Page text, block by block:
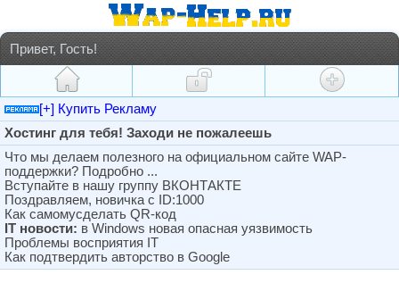
Привет, Гость!
[+] Купить Рекламу
Хостинг для тебя! Заходи не пожалеешь
Что мы делаем полезного на официальном сайте WAP-
поддержки? Подробно ...
Вступайте в нашу группу ВКОНТАКТЕ
Поздравляем, новичка с ID:1000
Как самомусделать QR-код
IT новости: в Windows новая опасная уязвимость
Проблемы восприятия IT
Как подтвердить авторство в Google